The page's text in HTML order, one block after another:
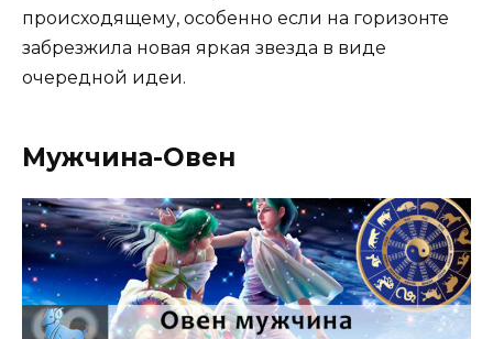
происходящему, особенно если на горизонте
забрезжила новая яркая звезда в виде
очередной идеи.
Мужчина-Овен